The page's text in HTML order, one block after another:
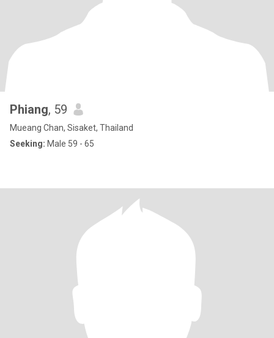
Phiang, 59
Mueang Chan, Sisaket, Thailand
Seeking: Male 59 - 65